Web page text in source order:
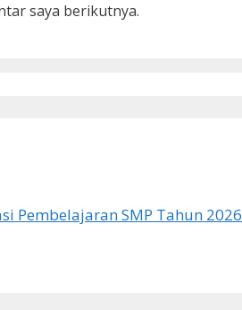
saya berikutnya.
Pembelajaran SMP Tahun 2026